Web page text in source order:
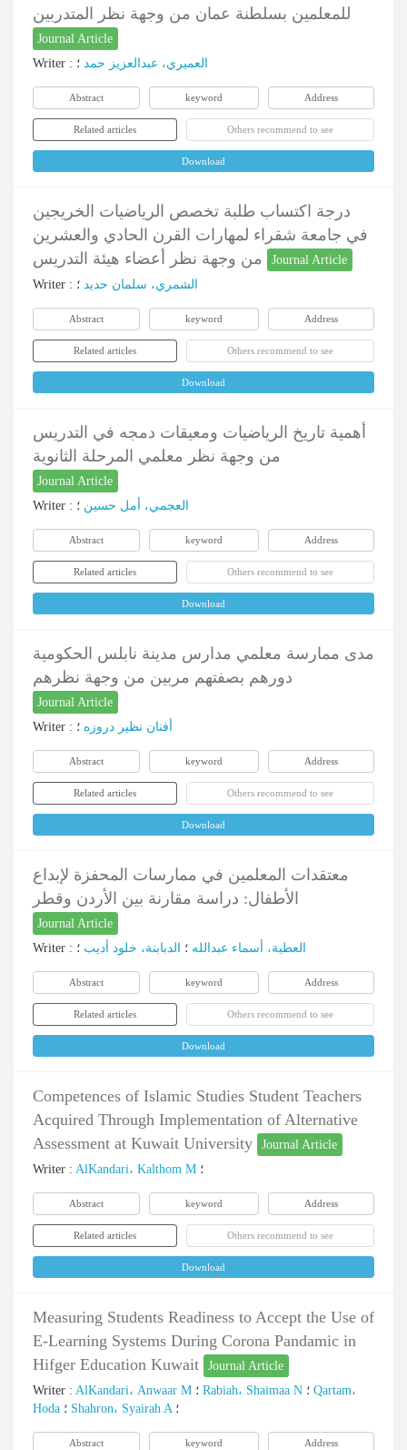
للمعلمين بسلطنة عمان من وجهة نظر المتدربين
Journal Article
Writer : العمیري، عبدالعزیز حمد ؛
Abstract keyword Address
Related articles Others recommend to see
Download
درجة اكتساب طلبة تخصص الرياضيات الخريجين
في جامعة شقراء لمهارات القرن الحادي والعشرين
Journal Article
Writer : الشمري، سلمان حدید ؛
Abstract keyword Address
Related articles Others recommend to see
Download
أهمية تاريخ الرياضيات ومعيقات دمجه في التدريس
من وجهة نظر معلمي المرحلة الثانوية
Journal Article
Writer : العجمي، أمل حسین ؛
Abstract keyword Address
Related articles Others recommend to see
Download
مدى ممارسة معلمي مدارس مدينة نابلس الحكومية
دورهم بصفتهم مربين من وجهة نظرهم
Journal Article
Writer : أفنان نظیر دروزه ؛
Abstract keyword Address
Related articles Others recommend to see
Download
معتقدات المعلمين في ممارسات المحفزة لإبداع
الأطفال: دراسة مقارنة بين الأردن وقطر
Journal Article
Writer : العطیة، أسماء عبدالله ؛ الدبابنة، خلود أدیب ؛
Abstract keyword Address
Related articles Others recommend to see
Download
Competences of Islamic Studies Student Teachers
Acquired Through Implementation of Alternative
Assessment at Kuwait University
Journal Article
Writer : AlKandari، Kalthom M ؛
Abstract keyword Address
Related articles Others recommend to see
Download
Measuring Students Readiness to Accept the Use of
E-Learning Systems During Corona Pandamic in
Hifger Education Kuwait
Journal Article
Writer : AlKandari، Anwaar M Rabiah، Shaimaa N
Qartam،
Hoda
Shahron، Syairah A ؛
Abstract keyword Address